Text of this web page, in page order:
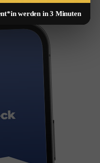
werden in 3 Minuten